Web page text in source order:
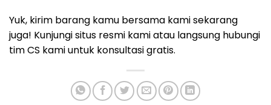
Yuk, kirim barang kamu bersama kami sekarang
juga! Kunjungi situs resmi kami atau langsung hubungi
tim CS kami untuk konsultasi gratis.